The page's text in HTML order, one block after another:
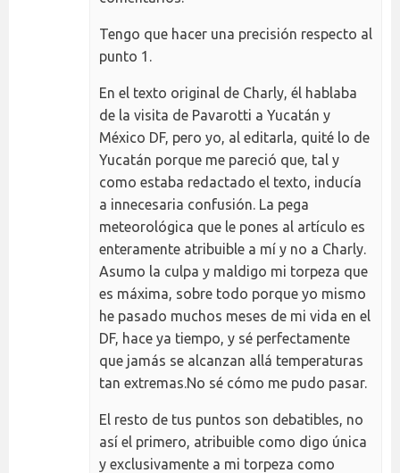
Tengo que hacer una precisión respecto al
punto 1.
En el texto original de Charly, él hablaba
de la visita de Pavarotti a Yucatán y
México DF, pero yo, al editarla, quité lo de
Yucatán porque me pareció que, tal y
como estaba redactado el texto, inducía
a innecesaria confusión. La pega
meteorológica que le pones al artículo es
enteramente atribuible a mí y no a Charly.
Asumo la culpa y maldigo mi torpeza que
es máxima, sobre todo porque yo mismo
he pasado muchos meses de mi vida en el
DF, hace ya tiempo, y sé perfectamente
que jamás se alcanzan allá temperaturas
tan extremas.No sé cómo me pudo pasar.
El resto de tus puntos son debatibles, no
así el primero, atribuible como digo única
y exclusivamente a mi torpeza como